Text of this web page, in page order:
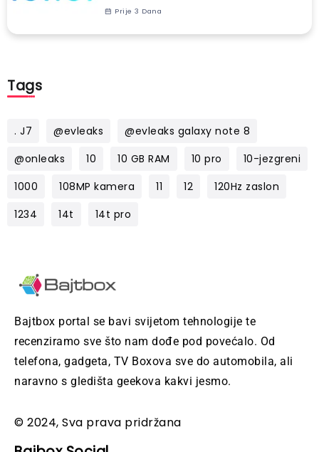
Prije 3 Dana
Tags
. J7 @evleaks
@evleaks galaxy note 8
@onleaks
10 10 GB RAM 10 pro
10-jezgreni
1000
108MP kamera 11 12
120Hz zaslon
1234
14t 14t pro
Bajtbox portal se bavi svijetom tehnologije te
recenziramo sve što nam dođe pod povećalo. Od
telefona, gadgeta, TV Boxova sve do automobila, ali
naravno s gledišta geekova kakvi jesmo.
© 2024, Sva prava pridržana